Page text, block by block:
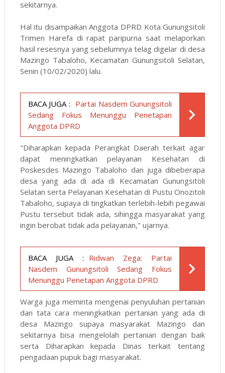
sekitarnya.
Hal itu disampaikan Anggota DPRD Kota Gunungsitoli
Trimen Harefa di rapat paripurna saat melaporkan
hasil resesnya yang sebelumnya telag digelar di desa
Mazingo Tabaloho, Kecamatan Gunungsitoli Selatan,
Senin (10/02/2020) lalu.
BACA JUGA : Partai Nasdem Gunungsitoli
Sedang Fokus Menunggu Penetapan
Anggota DPRD
"Diharapkan kepada Perangkat Daerah terkait agar
dapat meningkatkan pelayanan Kesehatan di
Poskesdes Mazingo Tabaloho dan juga dibeberapa
desa yang ada di ada di Kecamatan Gunungsitoli
Selatan serta Pelayanan Kesehatan di Pustu Onozitoli
Tabaloho, supaya di tingkatkan terlebih-lebih pegawai
Pustu tersebut tidak ada, sihingga masyarakat yang
ingin berobat tidak ada pelayanan," ujarnya.
BACA JUGA : Ridwan Zega: Partai
Nasdem Gunungsitoli Sedang Fokus
Menunggu Penetapan Anggota DPRD
Warga juga meminta mengenai penyuluhan pertanian
dan tata cara meningkatkan pertanian yang ada di
desa Mazingo supaya masyarakat Mazingo dan
sekitarnya bisa mengelolah pertanian dengan baik
serta Diharapkan kepada Dinas terkait tentang
pengadaan pupuk bagi masyarakat.